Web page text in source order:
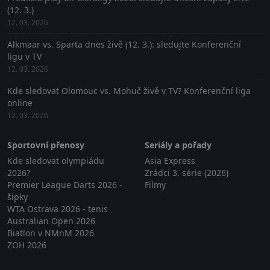
(12. 3.)
12. 03. 2026
Alkmaar vs. Sparta dnes živě (12. 3.): sledujte Konferenční
ligu v TV
12. 03. 2026
Kde sledovat Olomouc vs. Mohuč živě v TV? Konferenční liga
online
12. 03. 2026
Sportovní přenosy
Kde sledovat olympiádu
2026?
Premier League Darts 2026 -
šipky
WTA Ostrava 2026 - tenis
Australian Open 2026
Biatlon v NMnM 2026
ZOH 2026
Seriály a pořady
Asia Express
Zrádci 3. série (2026)
Filmy